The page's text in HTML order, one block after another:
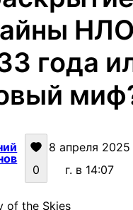
НЛО
года
0
8 апреля 2025
г. в 14:07